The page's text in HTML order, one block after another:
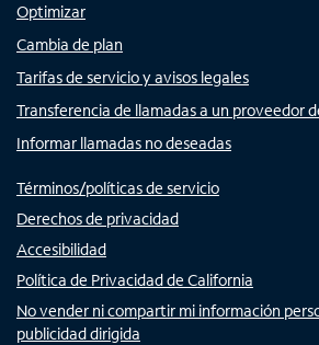
Optimizar
Cambia de plan
Tarifas de servicio y avisos legales
Transferencia de llamadas a un proveedor
Informar llamadas no deseadas
Términos/políticas de servicio
Derechos de privacidad
Accesibilidad
Política de Privacidad de California
No vender ni compartir mi información
publicidad dirigida